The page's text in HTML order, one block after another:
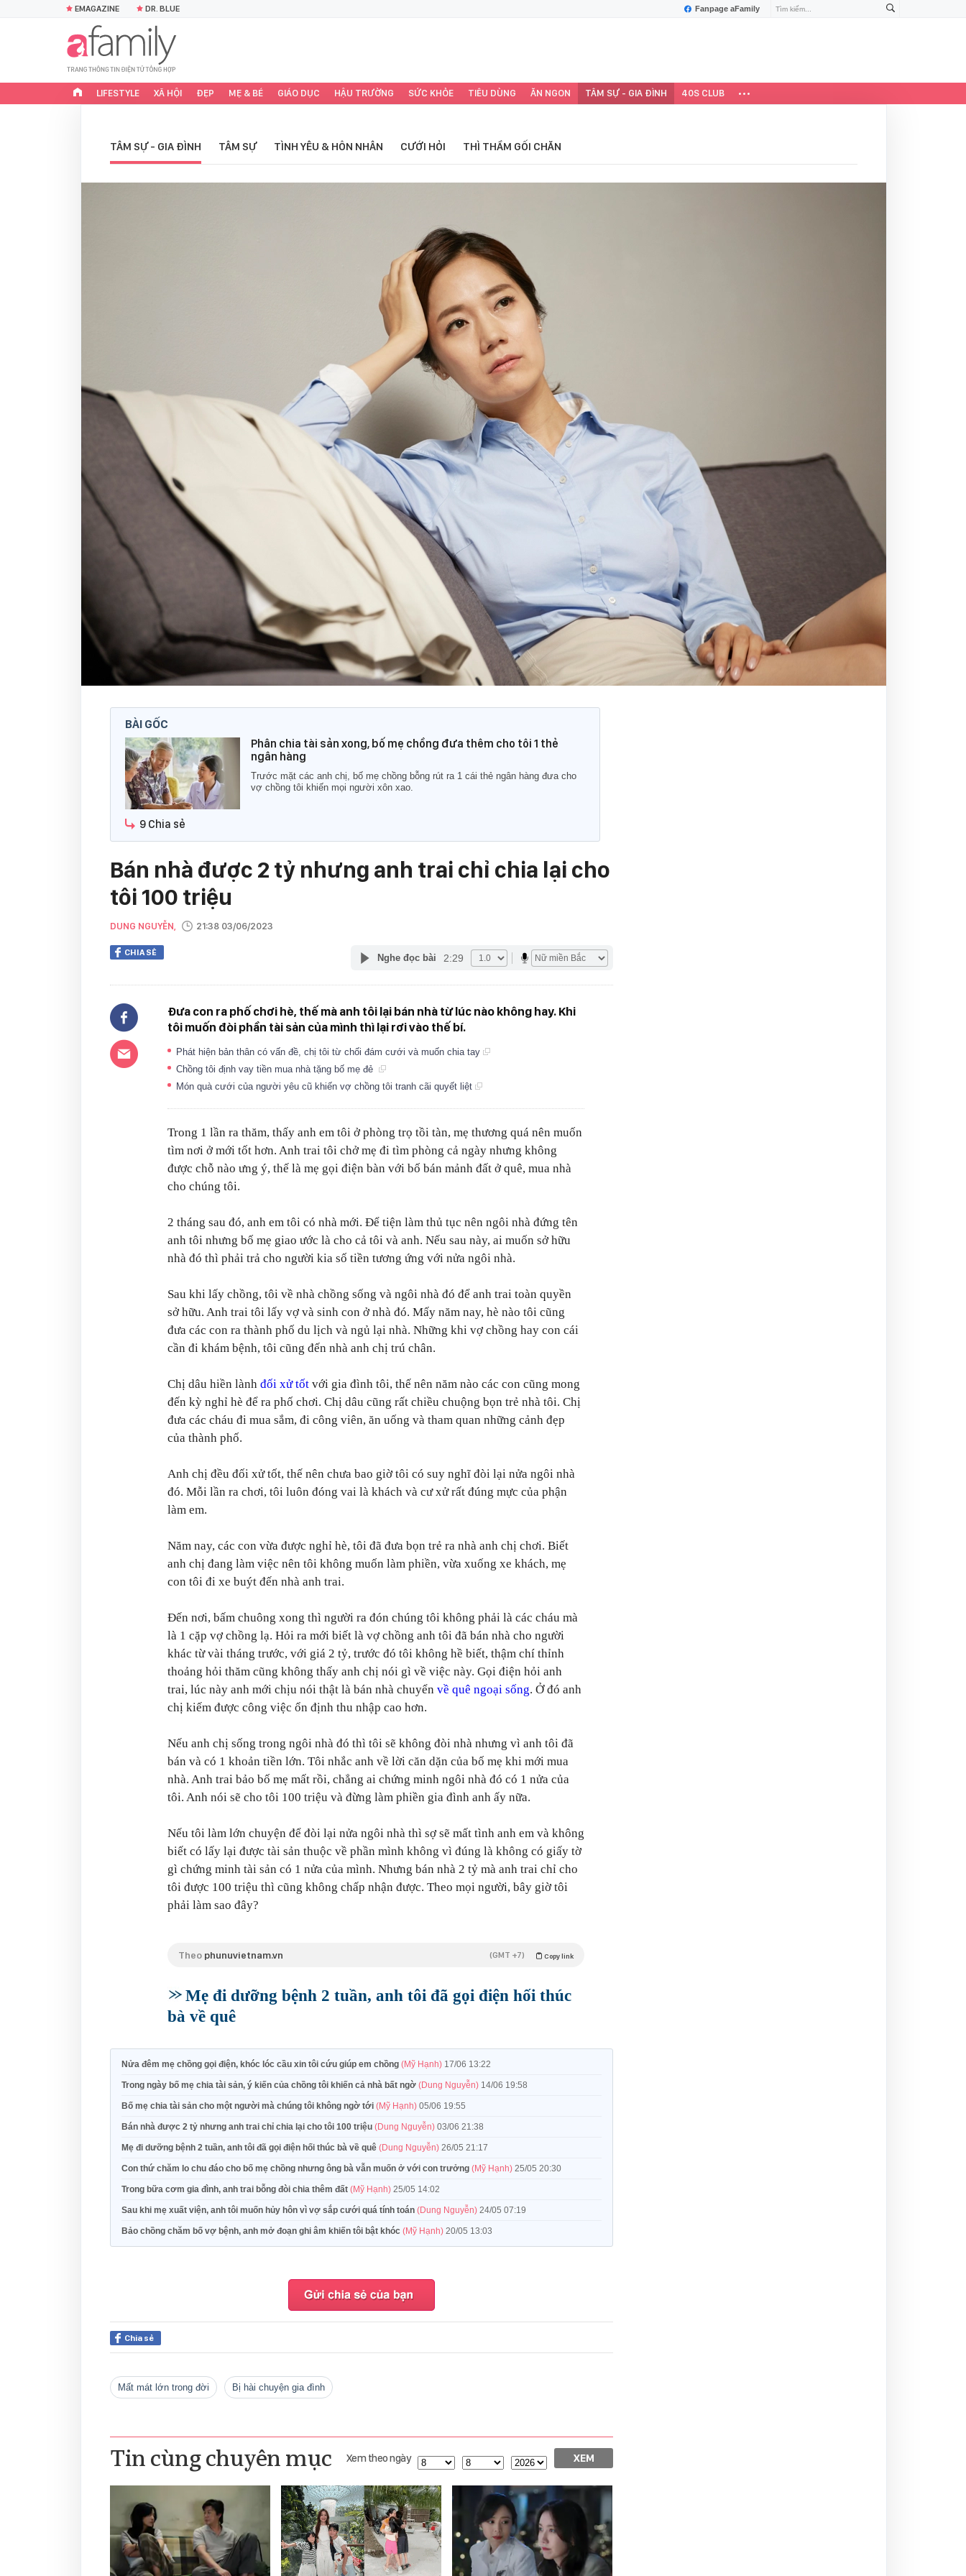
Fanpage aFamily
EMAGAZINE DR. BLUE
LIFESTYLE XÃ HỘI ĐẸP MẸ & BÉ GIÁO DỤC HẬU TRƯỜNG SỨC KHỎE TIÊU DÙNG ĂN NGON TÂM SỰ - GIA ĐÌNH 40S CLUB
TÂM SỰ - GIA ĐÌNH TÂM SỰ TÌNH YÊU & HÔN NHÂN CƯỚI HỎI THÌ THẦM GỐI CHĂN
BÀI GỐC
Phân chia tài sản xong, bố mẹ chồng đưa thêm cho tôi 1 thẻ
ngân hàng
Trước mặt các anh chị, bố mẹ chồng bỗng rút ra 1 cái thẻ ngân hàng đưa cho
vợ chồng tôi khiến mọi người xôn xao.
9 Chia sẻ
Bán nhà được 2 tỷ nhưng anh trai chỉ chia lại cho
tôi 100 triệu
DUNG NGUYỄN, 21:38 03/06/2023
CHIA SẺ Nghe đọc bài 2:29
Đưa con ra phố chơi hè, thế mà anh tôi lại bán nhà từ lúc nào không hay. Khi
tôi muốn đòi phần tài sản của mình thì lại rơi vào thế bí.
Phát hiện bản thân có vấn đề, chị tôi từ chối đám cưới và muốn chia tay
Chồng tôi định vay tiền mua nhà tặng bố mẹ đẻ
Món quà cưới của người yêu cũ khiến vợ chồng tôi tranh cãi quyết liệt
Trong 1 lần ra thăm, thấy anh em tôi ở phòng trọ tồi tàn, mẹ thương quá nên muốn
tìm nơi ở mới tốt hơn. Anh trai tôi chở mẹ đi tìm phòng cả ngày nhưng không
được chỗ nào ưng ý, thế là mẹ gọi điện bàn với bố bán mảnh đất ở quê, mua nhà
cho chúng tôi.
2 tháng sau đó, anh em tôi có nhà mới. Để tiện làm thủ tục nên ngôi nhà đứng tên
anh tôi nhưng bố mẹ giao ước là cho cả tôi và anh. Nếu sau này, ai muốn sở hữu
nhà đó thì phải trả cho người kia số tiền tương ứng với nửa ngôi nhà.
Sau khi lấy chồng, tôi về nhà chồng sống và ngôi nhà đó để anh trai toàn quyền
sở hữu. Anh trai tôi lấy vợ và sinh con ở nhà đó. Mấy năm nay, hè nào tôi cũng
đưa các con ra thành phố du lịch và ngủ lại nhà. Những khi vợ chồng hay con cái
cần đi khám bệnh, tôi cũng đến nhà anh chị trú chân.
Chị dâu hiền lành đối xử tốt với gia đình tôi, thế nên năm nào các con cũng mong
đến kỳ nghỉ hè để ra phố chơi. Chị dâu cũng rất chiều chuộng bọn trẻ nhà tôi. Chị
đưa các cháu đi mua sắm, đi công viên, ăn uống và tham quan những cảnh đẹp
của thành phố.
Anh chị đều đối xử tốt, thế nên chưa bao giờ tôi có suy nghĩ đòi lại nửa ngôi nhà
đó. Mỗi lần ra chơi, tôi luôn đóng vai là khách và cư xử rất đúng mực của phận
làm em.
Năm nay, các con vừa được nghỉ hè, tôi đã đưa bọn trẻ ra nhà anh chị chơi. Biết
anh chị đang làm việc nên tôi không muốn làm phiền, vừa xuống xe khách, mẹ
con tôi đi xe buýt đến nhà anh trai.
Đến nơi, bấm chuông xong thì người ra đón chúng tôi không phải là các cháu mà
là 1 cặp vợ chồng lạ. Hỏi ra mới biết là vợ chồng anh tôi đã bán nhà cho người
khác từ vài tháng trước, với giá 2 tỷ, trước đó tôi không hề biết, thậm chí thỉnh
thoảng hỏi thăm cũng không thấy anh chị nói gì về việc này. Gọi điện hỏi anh
trai, lúc này anh mới chịu nói thật là bán nhà chuyển về quê ngoại sống. Ở đó anh
chị kiếm được công việc ổn định thu nhập cao hơn.
Nếu anh chị sống trong ngôi nhà đó thì tôi sẽ không đòi nhà nhưng vì anh tôi đã
bán và có 1 khoản tiền lớn. Tôi nhắc anh về lời căn dặn của bố mẹ khi mới mua
nhà. Anh trai bảo bố mẹ mất rồi, chẳng ai chứng minh ngôi nhà đó có 1 nửa của
tôi. Anh nói sẽ cho tôi 100 triệu và đừng làm phiền gia đình anh ấy nữa.
Nếu tôi làm lớn chuyện để đòi lại nửa ngôi nhà thì sợ sẽ mất tình anh em và không
biết có lấy lại được tài sản thuộc về phần mình không vì đúng là không có giấy tờ
gì chứng minh tài sản có 1 nửa của mình. Nhưng bán nhà 2 tỷ mà anh trai chỉ cho
tôi được 100 triệu thì cũng không chấp nhận được. Theo mọi người, bây giờ tôi
phải làm sao đây?
Theo phunuvietnam.vn Copy link
(GMT +7)
Mẹ đi dưỡng bệnh 2 tuần, anh tôi đã gọi điện hối thúc
bà về quê
Nửa đêm mẹ chồng gọi điện, khóc lóc cầu xin tôi cứu giúp em chồng (Mỹ Hạnh) 17/06 13:22
Trong ngày bố mẹ chia tài sản, ý kiến của chồng tôi khiến cả nhà bất ngờ (Dung Nguyễn) 14/06 19:58
Bố mẹ chia tài sản cho một người mà chúng tôi không ngờ tới (Mỹ Hạnh) 05/06 19:55
Bán nhà được 2 tỷ nhưng anh trai chỉ chia lại cho tôi 100 triệu (Dung Nguyễn) 03/06 21:38
Mẹ đi dưỡng bệnh 2 tuần, anh tôi đã gọi điện hối thúc bà về quê (Dung Nguyễn) 26/05 21:17
Con thứ chăm lo chu đáo cho bố mẹ chồng nhưng ông bà vẫn muốn ở với con trưởng (Mỹ Hạnh) 25/05 20:30
Trong bữa cơm gia đình, anh trai bỗng đòi chia thêm đất (Mỹ Hạnh) 25/05 14:02
Sau khi mẹ xuất viện, anh tôi muốn hủy hôn vì vợ sắp cưới quá tính toán (Dung Nguyễn) 24/05 07:19
Bảo chồng chăm bố vợ bệnh, anh mở đoạn ghi âm khiến tôi bật khóc (Mỹ Hạnh) 20/05 13:03
Chia sẻ
mất mát lớn trong đời bị hài chuyện gia đình
Tin cùng chuyên mục Xem theo ngày XEM